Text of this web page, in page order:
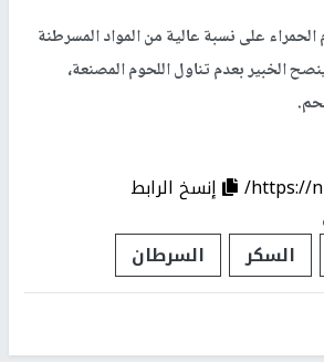
على نسبة عالية من المواد المسرطنة
الخبير بعدم تناول اللحوم المصنعة،
https://
إنسخ الرابط
السكر السرطان